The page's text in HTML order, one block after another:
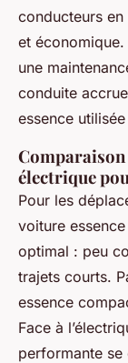
conducteurs
et
une
conduite
essence
Comparaison
électrique
Pour les
voiture
optimal : peu
trajets courts.
essence
Face à
performante se